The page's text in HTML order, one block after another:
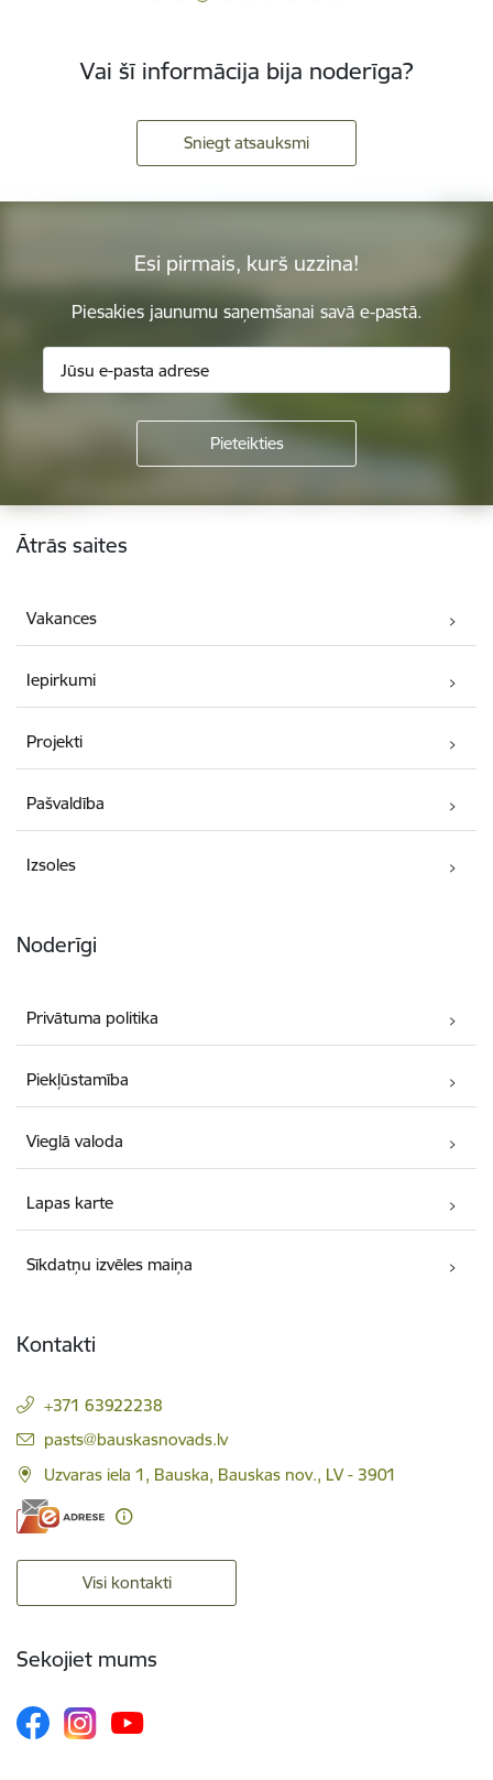
Vai šī informācija bija noderīga?
Sniegt atsauksmi
Esi pirmais, kurš uzzina!
Piesakies jaunumu saņemšanai savā e-pastā.
Kājene
Ātrās saites
Vakances
Iepirkumi
Projekti
Pašvaldība
Izsoles
Noderīgi
Privātuma politika
Piekļūstamība
Vieglā valoda
Lapas karte
Sīkdatņu izvēles maiņa
Kontakti
+371 63922238
E-pasts:
pasts@bauskasnovads.lv
Uzvaras iela 1, Bauska, Bauskas nov., LV - 3901
Visi kontakti
Sekojiet mums